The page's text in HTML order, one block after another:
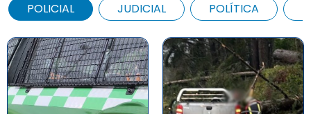
POLICIAL JUDICIAL POLÍTICA